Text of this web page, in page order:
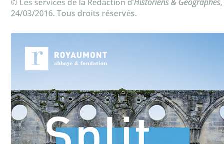
© Les services de la Rédaction d’Historiens & Géographes,
24/03/2016. Tous droits réservés.